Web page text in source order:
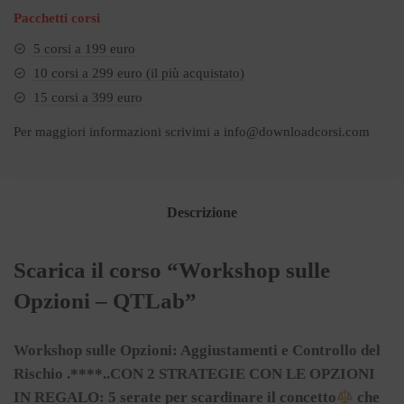
Pacchetti corsi
5 corsi a 199 euro
10 corsi a 299 euro (il più acquistato)
15 corsi a 399 euro
Per maggiori informazioni scrivimi a info@downloadcorsi.com
Descrizione
Scarica il corso “Workshop sulle
Opzioni – QTLab”
Workshop sulle Opzioni: Aggiustamenti e Controllo del
Rischio .****..CON 2 STRATEGIE CON LE OPZIONI
IN REGALO: 5 serate per scardinare il concetto
che